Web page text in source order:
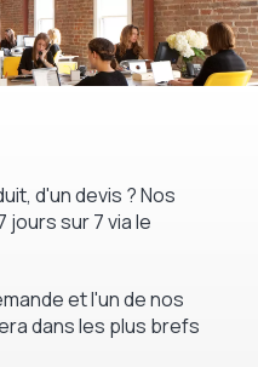
d'un devis ? Nos
sur 7 via le
et l'un de nos
dans les plus brefs